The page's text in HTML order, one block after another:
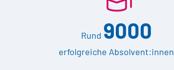
Rund 9000
erfolgreiche Absolvent:innen